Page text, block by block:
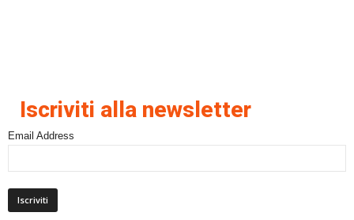
Iscriviti alla newsletter
Email Address